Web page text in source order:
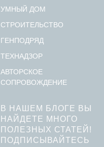
УМНЫЙ ДОМ
СТРОИТЕЛЬСТВО
ГЕНПОДРЯД
ТЕХНАДЗОР
АВТОРСКОЕ
СОПРОВОЖДЕНИЕ
В НАШЕМ БЛОГЕ ВЫ
НАЙДЕТЕ МНОГО
ПОЛЕЗНЫХ СТАТЕЙ!
ПОДПИСЫВАЙТЕСЬ